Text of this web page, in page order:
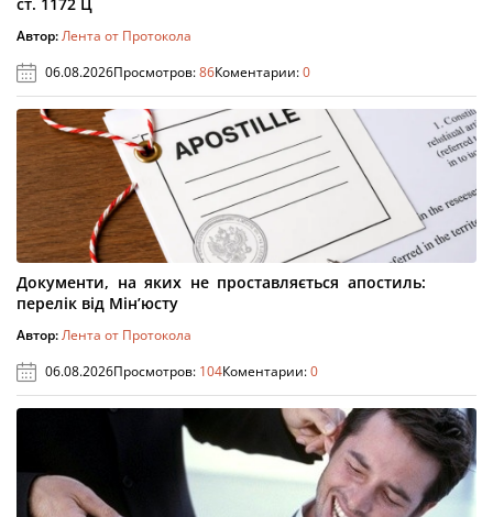
Автор:Лента от Протокола
06.08.2026Просмотров:86Коментарии:0
Документи, на яких не проставляється апостиль:
перелік від Мін’юсту
Автор:Лента от Протокола
06.08.2026Просмотров: 104Коментарии:0